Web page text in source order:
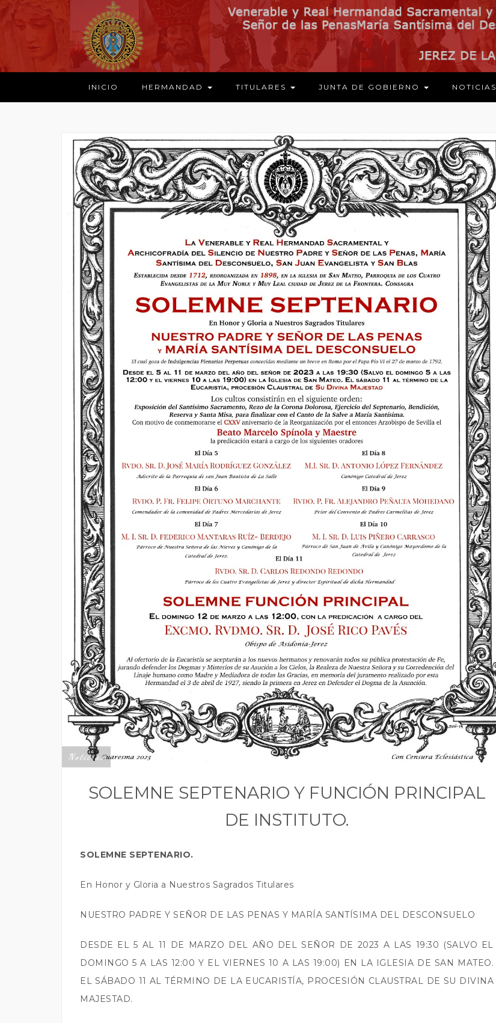
INICIO HERMANDAD TITULARES JUNTA DE GOBIERNO NOTICIAS
Noticias
SOLEMNE SEPTENARIO Y FUNCIÓN PRINCIPAL
DE INSTITUTO.
SOLEMNE SEPTENARIO.
En Honor y Gloria a Nuestros Sagrados Titulares
NUESTRO PADRE Y SEÑOR DE LAS PENAS Y MARÍA SANTÍSIMA DEL DESCONSUELO
DESDE EL 5 AL 11 DE MARZO DEL AÑO DEL SEÑOR DE 2023 A LAS 19:30 (SALVO EL
DOMINGO 5 A LAS 12:00 Y EL VIERNES 10 A LAS 19:00) EN LA IGLESIA DE SAN MATEO.
EL SÁBADO 11 AL TÉRMINO DE LA EUCARISTÍA, PROCESIÓN CLAUSTRAL DE SU DIVINA
MAJESTAD.